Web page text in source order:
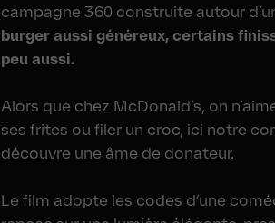
campagne 360 construite autour
burger aussi généreux, certains
peu aussi.
Alors que chez McDonald’s, on
ses frites ou filer un croc, ici notre
découvre une âme de donateur.
Le film adopte les codes d’une